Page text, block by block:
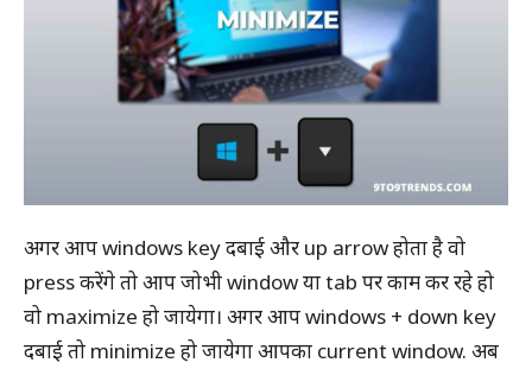
अगर आप windows key दबाई और up arrow होता है वो
press करेंगे तो आप जोभी window या tab पर काम कर रहे हो
वो maximize हो जायेगा। अगर आप windows + down key
दबाई तो minimize हो जायेगा आपका current window. अब